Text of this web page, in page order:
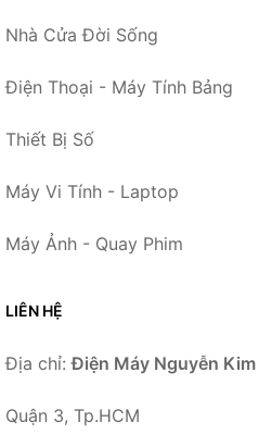
Nhà Cửa Đời Sống
Điện Thoại - Máy Tính Bảng
Thiết Bị Số
Máy Vi Tính - Laptop
Máy Ảnh - Quay Phim
LIÊN HỆ
Địa chỉ:Điện Máy Nguyễn Kim
Quận 3, Tp.HCM